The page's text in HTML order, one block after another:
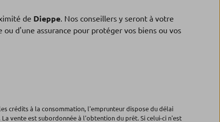
de Dieppe. Nos conseillers y seront à votre
d'une assurance pour protéger vos biens ou vos
crédits à la consommation, l'emprunteur dispose du délai
vente est subordonnée à l'obtention du prêt. Si celui-ci n'est